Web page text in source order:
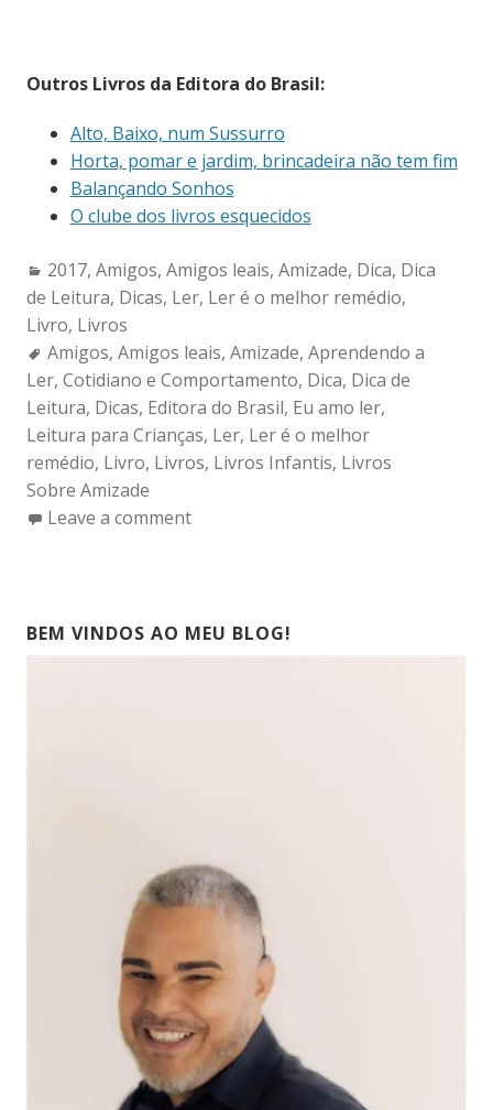
Outros Livros da Editora do Brasil:
Alto, Baixo, num Sussurro
Horta, pomar e jardim, brincadeira não tem fim
Balançando Sonhos
O clube dos livros esquecidos
Categories:
2017, Amigos, Amigos leais, Amizade, Dica, Dica
de Leitura, Dicas, Ler, Ler é o melhor remédio,
Livro, Livros
Tags:
Amigos, Amigos leais, Amizade, Aprendendo a
Ler, Cotidiano e Comportamento, Dica, Dica de
Leitura, Dicas, Editora do Brasil, Eu amo ler,
Leitura para Crianças, Ler, Ler é o melhor
remédio, Livro, Livros, Livros Infantis, Livros
Sobre Amizade
Leave a comment
BEM VINDOS AO MEU BLOG!